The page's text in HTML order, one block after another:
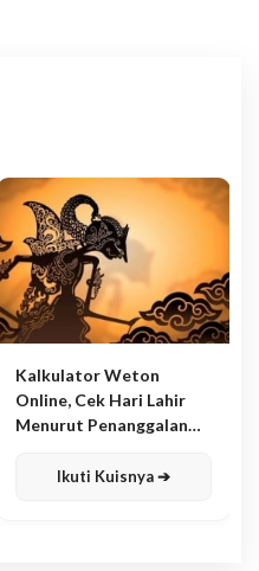
Kalkulator Weton
Online, Cek Hari Lahir
Menurut Penanggalan
Ikuti Kuisnya ➔